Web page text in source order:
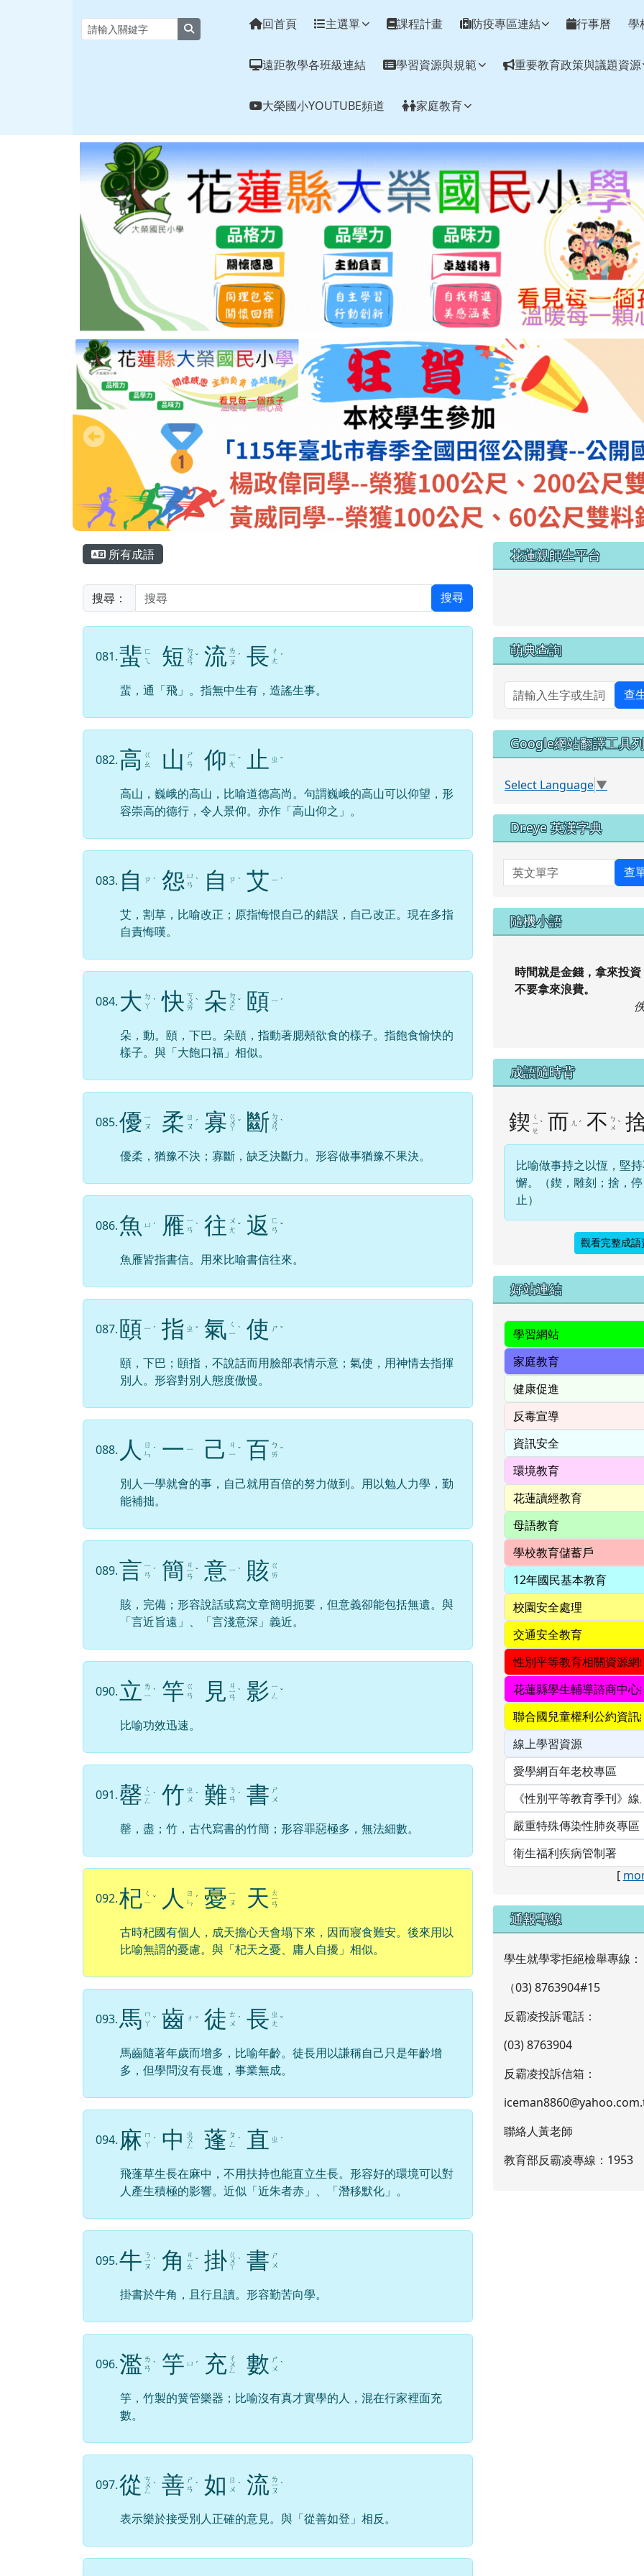
花蓮縣大榮國小全球資訊網
回首頁 主選單 課程計畫 防疫專區連結 行事曆 學
遠距教學各班級連結 學習資源與規範 重要教育政策與議題資源
大榮國小YOUTUBE頻道 家庭教育
主內容區域
所有成語
搜尋： 搜尋
081.蜚 ㄈ
ㄟ
短 ㄉ
ㄨ
ㄢ
ˇ 流 ㄌ
ㄧ
ㄡ
ˊ 長 ㄔ
ㄤ ˊ
蜚，通「飛」。指無中生有，造謠生事。
082.高 ㄍ
ㄠ
山
ㄕ
ㄢ
仰 ㄧ
ㄤ ˇ 止 ㄓ ˇ
高山，巍峨的高山，比喻道德高尚。句謂巍峨的高山可以仰望，形
容崇高的德行，令人景仰。亦作「高山仰之」。
083. 自 ㄗ ˋ 怨 ㄩ
ㄢ ˋ 自 ㄗ ˋ 艾 ㄧ ˋ
艾，割草，比喻改正；原指悔恨自己的錯誤，自己改正。現在多指
自責悔嘆。
084. 大 ㄉ
ㄚ ˋ 快 ㄎ
ㄨ
ㄞ
ˋ 朵 ㄉ
ㄨ
ㄛ
ˇ 頤 ㄧ ˊ
朵，動。頤，下巴。朵頤，指動著腮頰欲食的樣子。指飽食愉快的
樣子。與「大飽口福」相似。
085.優 ㄧ
ㄡ
柔 ㄖ
ㄡ ˊ 寡 ㄍ
ㄨ
ㄚ
ˇ 斷 ㄉ
ㄨ
ㄢ
ˋ
優柔，猶豫不決；寡斷，缺乏決斷力。形容做事猶豫不果決。
086.魚 ㄩ ˊ 雁 ㄧ
ㄢ ˋ 往 ㄨ
ㄤ ˇ 返 ㄈ
ㄢ ˇ
魚雁皆指書信。用來比喻書信往來。
087. 頤 ㄧ ˊ 指 ㄓ ˇ 氣 ㄑ
ㄧ ˋ 使 ㄕ ˇ
頤，下巴；頤指，不說話而用臉部表情示意；氣使，用神情去指揮
別人。形容對別人態度傲慢。
088. 人
ㄖ
ㄣ ˊ 一 ㄧ 己
ㄐ
ㄧ ˇ 百 ㄅ
ㄞ ˇ
別人一學就會的事，自己就用百倍的努力做到。用以勉人力學，勤
能補拙。
089.言 ㄧ
ㄢ ˊ 簡 ㄐ
ㄧ
ㄢ
ˇ 意 ㄧ ˋ 賅 ㄍ
ㄞ
賅，完備；形容說話或寫文章簡明扼要，但意義卻能包括無遺。與
「言近旨遠」、「言淺意深」義近。
090. 立 ㄌ
ㄧ ˋ 竿 ㄍ
ㄢ
見 ㄐ
ㄧ
ㄢ
ˋ 影 ㄧ
ㄥ ˇ
比喻功效迅速。
091.罄 ㄑ
ㄧ
ㄥ
ˋ 竹 ㄓ
ㄨ ˊ 難 ㄋ
ㄢ ˊ 書 ㄕ
ㄨ
罄，盡；竹，古代寫書的竹簡；形容罪惡極多，無法細數。
092.杞 ㄑ
ㄧ ˇ 人
ㄖ
ㄣ ˊ 憂 ㄧ
ㄡ
天 ㄊ
ㄧ
ㄢ
古時杞國有個人，成天擔心天會塌下來，因而寢食難安。後來用以
比喻無謂的憂慮。與「杞天之憂、庸人自擾」相似。
093.馬 ㄇ
ㄚ ˇ 齒 ㄔ ˇ 徒 ㄊ
ㄨ ˊ 長 ㄓ
ㄤ ˇ
馬齒隨著年歲而增多，比喻年齡。徒長用以謙稱自己只是年齡增
多，但學問沒有長進，事業無成。
094. 麻 ㄇ
ㄚ ˊ 中 ㄓ
ㄨ
ㄥ 蓬 ㄆ
ㄥ
ˊ 直 ㄓ ˊ
飛蓬草生長在麻中，不用扶持也能直立生長。形容好的環境可以對
人產生積極的影響。近似「近朱者赤」、「潛移默化」。
095.牛 ㄋ
ㄧ
ㄡ
ˊ 角 ㄐ
ㄧ
ㄠ
ˇ 掛 ㄍ
ㄨ
ㄚ
ˋ 書 ㄕ
ㄨ
掛書於牛角，且行且讀。形容勤苦向學。
096.濫 ㄌ
ㄢ ˋ 竽 ㄩ ˊ 充 ㄔ
ㄨ
ㄥ 數 ㄕ
ㄨ ˋ
竽，竹製的簧管樂器；比喻沒有真才實學的人，混在行家裡面充
數。
097.從 ㄘ
ㄨ
ㄥ
ˊ 善 ㄕ
ㄢ ˋ 如 ㄖ
ㄨ ˊ 流 ㄌ
ㄧ
ㄡ
ˊ
表示樂於接受別人正確的意見。與「從善如登」相反。
左邊區域內容
花蓮親師生平台
萌典查詢
查
Google網站翻譯工具列
Select Language▼
Dr.eye 英漢字典
英文單字 查
隨機小語
時間就是金錢，拿來投資
不要拿來浪費。
成語隨時背
鍥
ㄑ
ㄧ
ㄝ
ˋ 而 ㄦ ˊ 不 ㄅ
ㄨ ˋ
比喻做事持之以恆，堅
懈。（鍥，雕刻；捨，停
止）
觀看完整成語
右邊區域內容
好站連結
[
通報專線
學生就學零拒絕檢舉專線：
（03) 8763904#15
反霸凌投訴電話：
(03) 8763904
反霸凌投訴信箱：
聯絡人黃老師
教育部反霸凌專線：1953
頁尾區域